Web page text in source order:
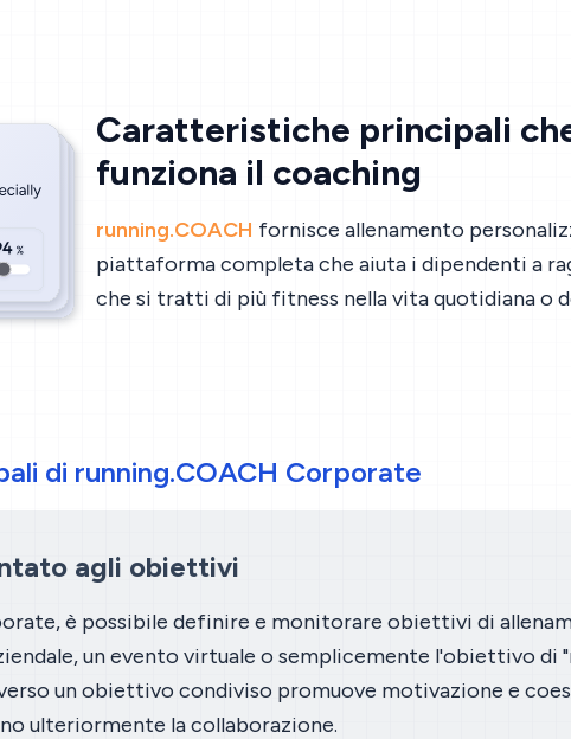
Caratteristiche principali
funziona il coaching
running.COACH fornisce allenamento
piattaforma completa che aiuta i dipendenti a
che si tratti di più fitness nella vita quotidiana o
di running.COACH Corporate
agli obiettivi
è possibile definire e monitorare obiettivi di
un evento virtuale o semplicemente l'obiettivo
un obiettivo condiviso promuove motivazione e
ulteriormente la collaborazione.